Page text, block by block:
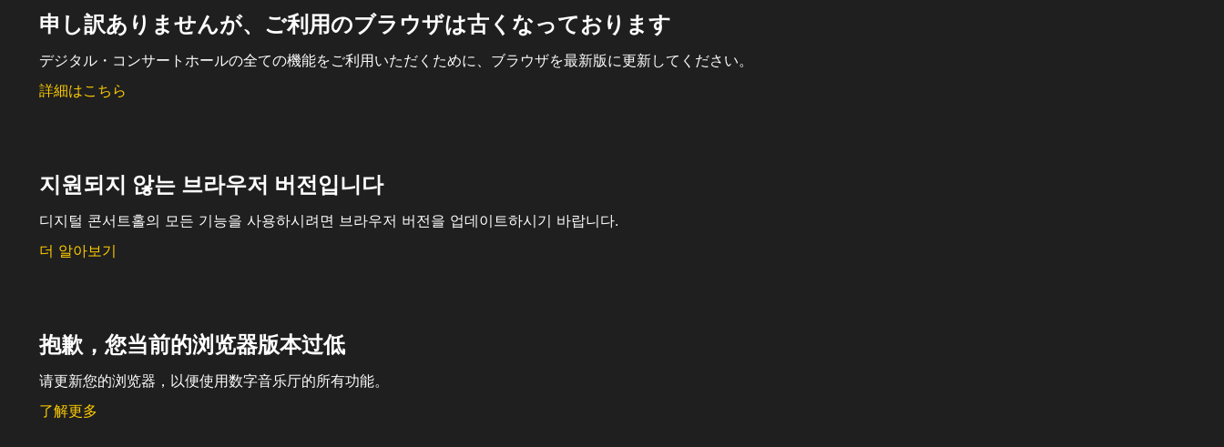
申し訳ありませんが、ご利用のブラウザは古くなっております
デジタル・コンサートホールの全ての機能をご利用いただくために、ブラウザを最新版に更新してください。
詳細はこちら
지원되지 않는 브라우저 버전입니다
디지털 콘서트홀의 모든 기능을 사용하시려면 브라우저 버전을 업데이트하시기 바랍니다.
더 알아보기
抱歉，您当前的浏览器版本过低
请更新您的浏览器，以便使用数字音乐厅的所有功能。
了解更多